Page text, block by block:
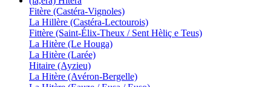
Fitère (Castéra-Vignoles)
La Hillère (Castéra-Lectourois)
Fittère (Saint-Élix-Theux / Sent Hèliç e Teus)
La Hitère (Le Houga)
La Hitère (Larée)
Hitaire (Ayzieu)
La Hitère (Avéron-Bergelle)